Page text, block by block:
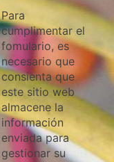
Para
cumplimentar el
fomulario, es
necesario que
consienta que
este sitio web
almacene la
información
enviada para
gestionar su